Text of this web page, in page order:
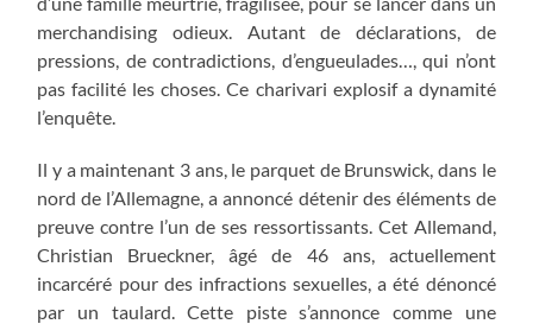
merchandising odieux. Autant de déclarations, de
pressions, de contradictions, d’engueulades…, qui n’ont
pas facilité les choses. Ce charivari explosif a dynamité
l’enquête.
Il y a maintenant 3 ans, le parquet de Brunswick, dans le
nord de l’Allemagne, a annoncé détenir des éléments de
preuve contre l’un de ses ressortissants. Cet Allemand,
Christian Brueckner, âgé de 46 ans, actuellement
incarcéré pour des infractions sexuelles, a été dénoncé
par un taulard. Cette piste s’annonce comme une